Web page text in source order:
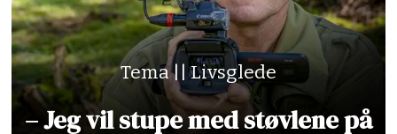
Tema || Livsglede
– Jeg vil stupe med støvlene på